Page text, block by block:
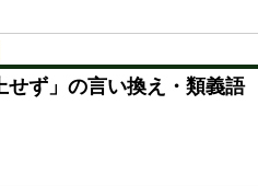
せず 」の言い換え・類義語